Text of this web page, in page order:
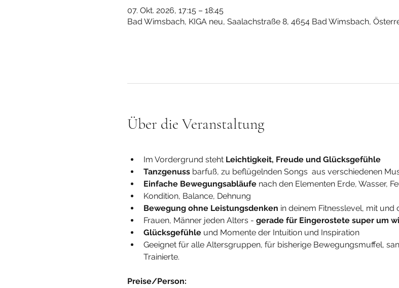
07. Okt. 2026, 17:15 – 18:45
Bad Wimsbach, KIGA neu, Saalachstraße 8, 4654 Bad Wimsbach,
Über die Veranstaltung
Im Vordergrund steht Leichtigkeit, Freude und Glücksgefühle
Tanzgenuss barfuß, zu beflügelnden Songs  aus verschiedenen
Einfache Bewegungsabläufe nach den Elementen Erde, Wasser,
Kondition, Balance, Dehnung
Bewegung ohne Leistungsdenken in deinem Fitnesslevel, mit und
Frauen, Männer jeden Alters - gerade für Eingerostete super um
Glücksgefühle und Momente der Intuition und Inspiration
Geeignet für alle Altersgruppen, für bisherige Bewegungsmuffel,
Trainierte.
Preise/Person: